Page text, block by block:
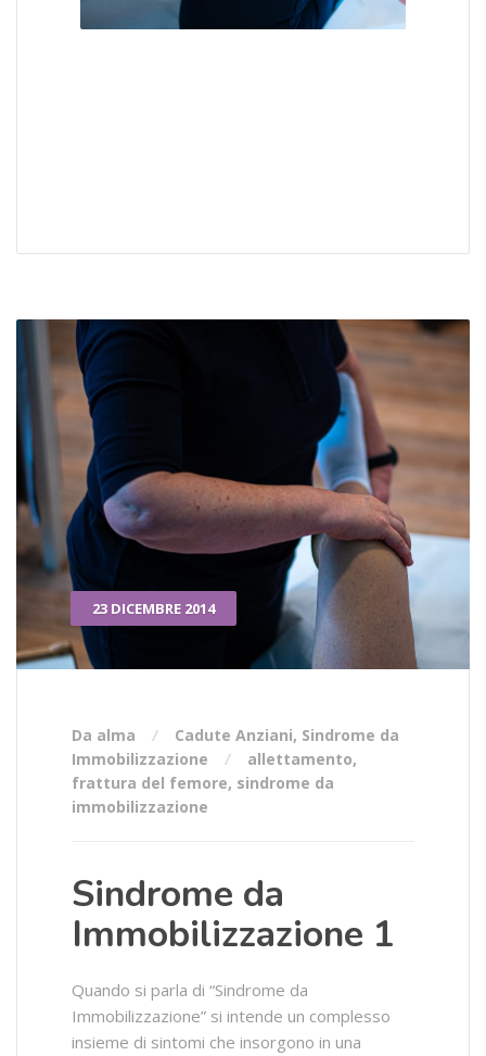
23 DICEMBRE 2014
Da alma Cadute Anziani, Sindrome da
Immobilizzazione
allettamento,
frattura del femore, sindrome da
immobilizzazione
Sindrome da
Immobilizzazione 1
Quando si parla di “Sindrome da
Immobilizzazione” si intende un complesso
insieme di sintomi che insorgono in una